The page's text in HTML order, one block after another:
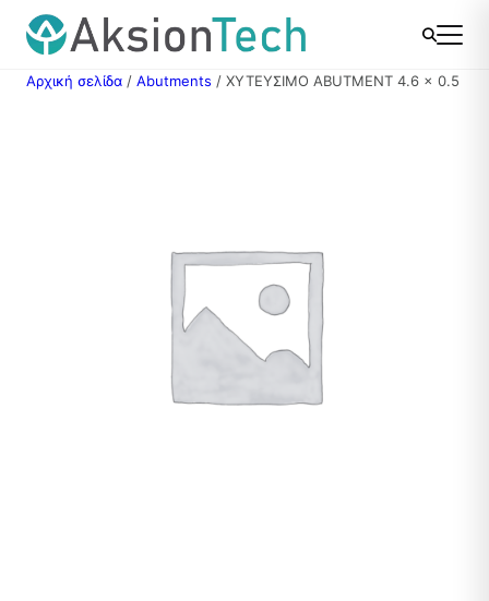
Μετάβαση
στο
περιεχόμενο
Αρχική σελίδα / Abutments / ΧΥΤΕΥΣΙΜΟ ABUTMENT 4.6 x 0.5